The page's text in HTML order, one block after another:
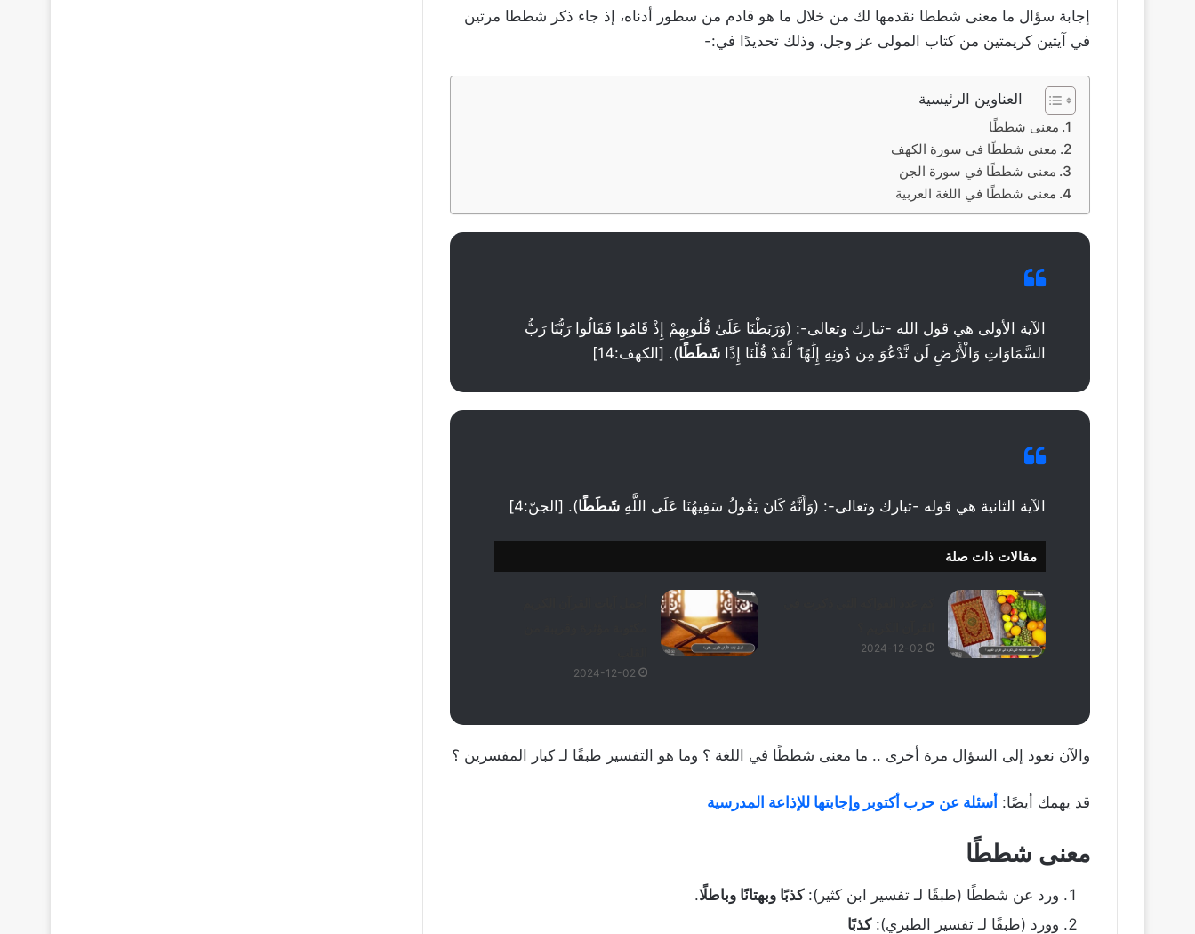
إجابة سؤال ما معنى شططا نقدمها لك من خلال ما هو قادم من سطور أدناه، إذ جاء ذكر شططا مرتين
في آيتين كريمتين من كتاب المولى عز وجل، وذلك تحديدًا في:-
العناوين الرئيسية
معنى شططًا
معنى شططًا في سورة الكهف
معنى شططًا في سورة الجن
معنى شططًا في اللغة العربية
الآية الأولى هي قول الله -تبارك وتعالى-: (وَرَبَطْنَا عَلَىٰ قُلُوبِهِمْ إِذْ قَامُوا فَقَالُوا رَبُّنَا رَبُّ
السَّمَاوَاتِ وَالْأَرْضِ لَن نَّدْعُوَ مِن دُونِهِ إِلَٰهًا ۖ لَّقَدْ قُلْنَا إِذًا شَطَطًا). [الكهف:14]
الآية الثانية هي قوله -تبارك وتعالى-: (وَأَنَّهُ كَانَ يَقُولُ سَفِيهُنَا عَلَى اللَّهِ شَطَطًا). [الجنّ:4]
مقالات ذات صلة
2024-12-02
2024-12-02
والآن نعود إلى السؤال مرة أخرى .. ما معنى شططًا في اللغة ؟ وما هو التفسير طبقًا لـ كبار المفسرين ؟
قد يهمك أيضًا: أسئلة عن حرب أكتوبر وإجابتها للإذاعة المدرسية
معنى شططًا
ورد عن شططًا (طبقًا لـ تفسير ابن كثير):كذبًا وبهتانًا وباطلًا.
وورد (طبقًا لـ تفسير الطبري):كذبًا